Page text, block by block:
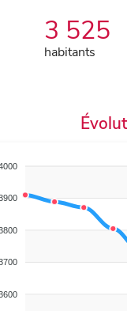
3 525
habitants